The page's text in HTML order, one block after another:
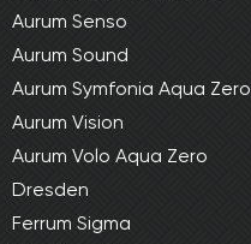
Aurum Senso
Aurum Sound
Aurum Symfonia Aqua Zero
Aurum Vision
Aurum Volo Aqua Zero
Dresden
Ferrum Sigma